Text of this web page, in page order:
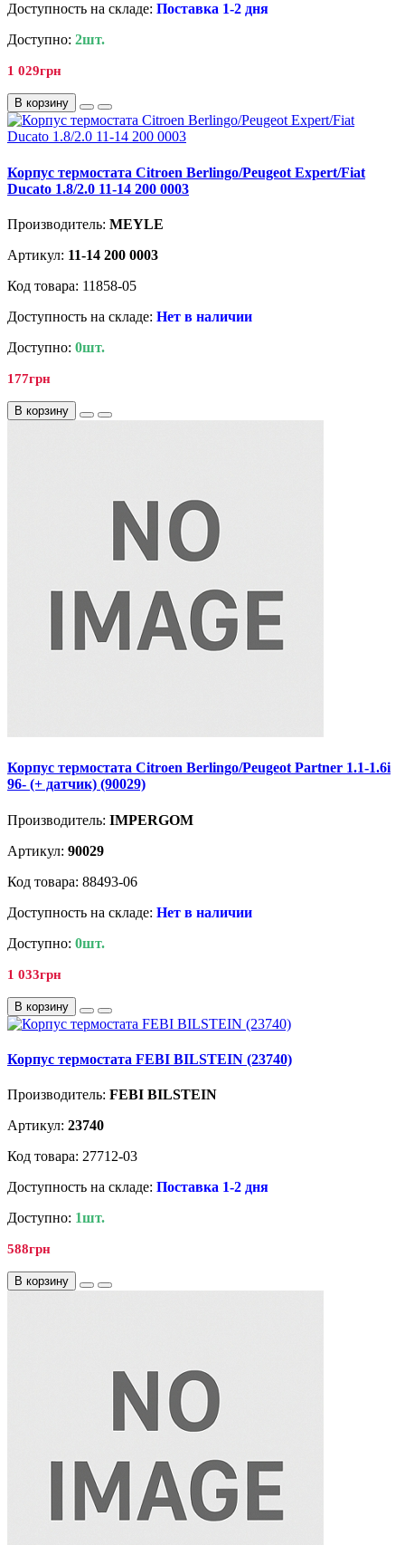
Доступность на складе: Поставка 1-2 дня
Доступно: 2шт.
1 029грн
В корзину
Корпус термостата Citroen Berlingo/Peugeot Expert/Fiat
Ducato 1.8/2.0 11-14 200 0003
Производитель: MEYLE
Артикул: 11-14 200 0003
Код товара: 11858-05
Доступность на складе: Нет в наличии
Доступно: 0шт.
177грн
В корзину
Корпус термостата Citroen Berlingo/Peugeot Partner 1.1-1.6i
96- (+ датчик) (90029)
Производитель: IMPERGOM
Артикул: 90029
Код товара: 88493-06
Доступность на складе: Нет в наличии
Доступно: 0шт.
1 033грн
В корзину
Корпус термостата FEBI BILSTEIN (23740)
Производитель: FEBI BILSTEIN
Артикул: 23740
Код товара: 27712-03
Доступность на складе: Поставка 1-2 дня
Доступно: 1шт.
588грн
В корзину